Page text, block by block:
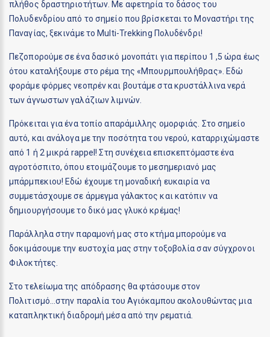
πλήθος δραστηριοτήτων. Με αφετηρία το δάσος του
Πολυδενδρίου από το σημείο που βρίσκεται το Μοναστήρι της
Παναγίας, ξεκινάμε το Μulti-Trekking Πολυδένδρι!
Πεζοπορούμε σε ένα δασικό μονοπάτι για περίπου 1 ,5 ώρα έως
ότου καταλήξουμε στο ρέμα της «Μπουρμπουλήθρας». Εδώ
φοράμε φόρμες νεοπρέν και βουτάμε στα κρυστάλλινα νερά
των άγνωστων γαλάζιων λιμνών.
Πρόκειται για ένα τοπίο απαράμιλλης ομορφιάς. Στο σημείο
αυτό, και ανάλογα με την ποσότητα του νερού, καταρριχώμαστε
από 1 ή 2 μικρά rappel! Στη συνέχεια επισκεπτόμαστε ένα
αγροτόσπιτο, όπου ετοιμάζουμε το μεσημεριανό μας
μπάρμπεκιου! Εδώ έχουμε τη μοναδική ευκαιρία να
συμμετάσχουμε σε άρμεγμα γάλακτος και κατόπιν να
δημιουργήσουμε το δικό μας γλυκό κρέμας!
Παράλληλα στην παραμονή μας στο κτήμα μπορούμε να
δοκιμάσουμε την ευστοχία μας στην τοξοβολία σαν σύγχρονοι
Φιλοκτήτες.
Στο τελείωμα της απόδρασης θα φτάσουμε στον
Πολιτισμό...στην παραλία του Αγιόκαμπου ακολουθώντας μια
καταπληκτική διαδρομή μέσα από την ρεματιά.